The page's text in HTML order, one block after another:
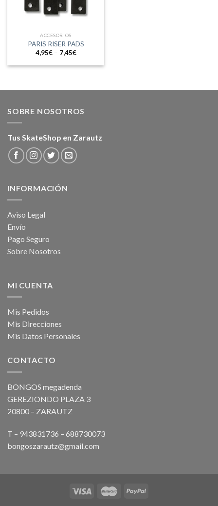
ACCESORIOS
PARIS RISER PADS
4,95€– 7,45€
SOBRE NOSOTROS
Tus SkateShop en Zarautz
INFORMACIÓN
Aviso Legal
Envío
Pago Seguro
Sobre Nosotros
MI CUENTA
Mis Pedidos
Mis Direcciones
Mis Datos Personales
CONTACTO
BONGOS megadenda
GEREZIONDO PLAZA 3
20800 – ZARAUTZ
T – 943831736 – 688730073
bongoszarautz@gmail.com